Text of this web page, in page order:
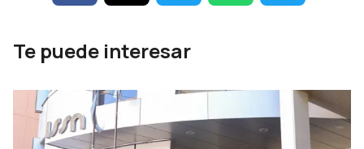
Te puede interesar